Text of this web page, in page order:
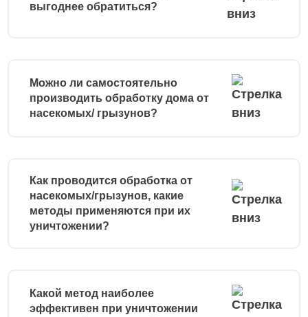
выгоднее обратиться?
Можно ли самостоятельно
производить обработку дома от
насекомых/ грызунов?
Как проводится обработка от
насекомых/грызунов, какие
методы применяются при их
уничтожении?
Какой метод наиболее
эффективен при уничтожении